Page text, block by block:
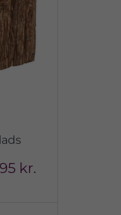
kr.